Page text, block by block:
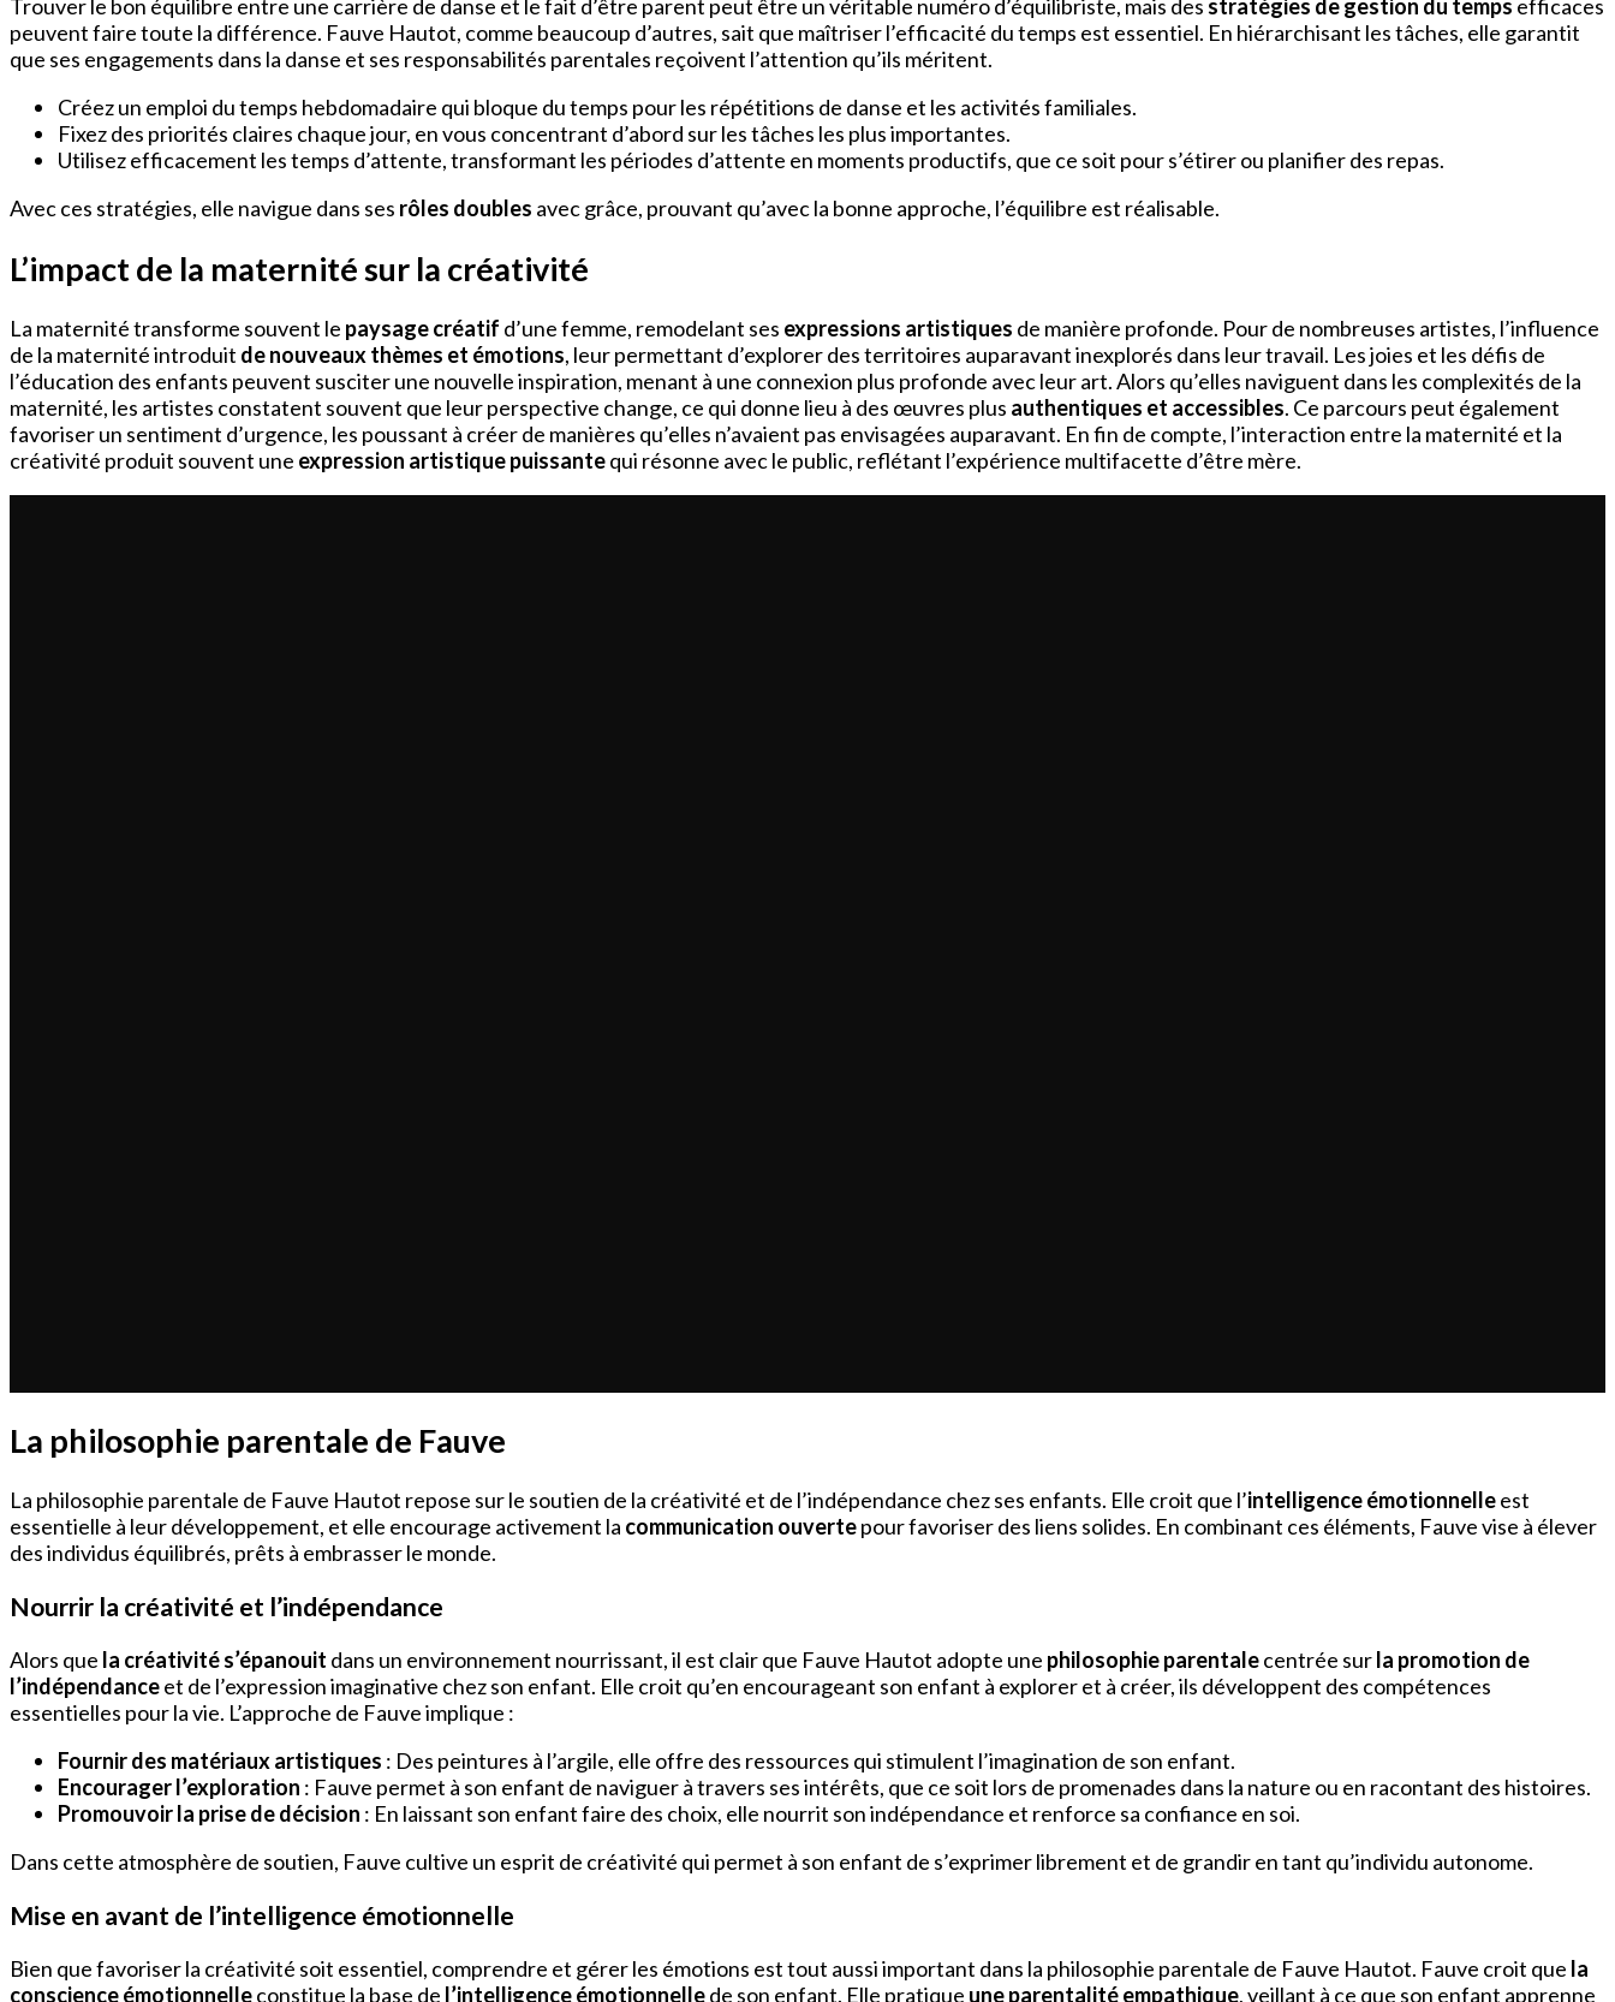
Trouver le bon équilibre entre une carrière de danse et le fait d’être parent peut être un véritable numéro d’équilibriste, mais des stratégies de gestion du temps efficaces
peuvent faire toute la différence. Fauve Hautot, comme beaucoup d’autres, sait que maîtriser l’efficacité du temps est essentiel. En hiérarchisant les tâches, elle garantit
que ses engagements dans la danse et ses responsabilités parentales reçoivent l’attention qu’ils méritent.
Créez un emploi du temps hebdomadaire qui bloque du temps pour les répétitions de danse et les activités familiales.
Fixez des priorités claires chaque jour, en vous concentrant d’abord sur les tâches les plus importantes.
Utilisez efficacement les temps d’attente, transformant les périodes d’attente en moments productifs, que ce soit pour s’étirer ou planifier des repas.
Avec ces stratégies, elle navigue dans ses rôles doubles avec grâce, prouvant qu’avec la bonne approche, l’équilibre est réalisable.
L’impact de la maternité sur la créativité
La maternité transforme souvent le paysage créatif d’une femme, remodelant ses expressions artistiques de manière profonde. Pour de nombreuses artistes, l’influence
de la maternité introduit de nouveaux thèmes et émotions, leur permettant d’explorer des territoires auparavant inexplorés dans leur travail. Les joies et les défis de
l’éducation des enfants peuvent susciter une nouvelle inspiration, menant à une connexion plus profonde avec leur art. Alors qu’elles naviguent dans les complexités de la
maternité, les artistes constatent souvent que leur perspective change, ce qui donne lieu à des œuvres plus authentiques et accessibles. Ce parcours peut également
favoriser un sentiment d’urgence, les poussant à créer de manières qu’elles n’avaient pas envisagées auparavant. En fin de compte, l’interaction entre la maternité et la
créativité produit souvent une expression artistique puissantequi résonne avec le public, reflétant l’expérience multifacette d’être mère.
La philosophie parentale de Fauve
La philosophie parentale de Fauve Hautot repose sur le soutien de la créativité et de l’indépendance chez ses enfants. Elle croit que l’intelligence émotionnelleest
essentielle à leur développement, et elle encourage activement la communication ouvertepour favoriser des liens solides. En combinant ces éléments, Fauve vise à élever
des individus équilibrés, prêts à embrasser le monde.
Nourrir la créativité et l’indépendance
Alors que la créativité s’épanouit dans un environnement nourrissant, il est clair que Fauve Hautot adopte une philosophie parentalecentrée surla promotion de
l’indépendanceet de l’expression imaginative chez son enfant. Elle croit qu’en encourageant son enfant à explorer et à créer, ils développent des compétences
essentielles pour la vie. L’approche de Fauve implique :
Fournir des matériaux artistiques : Des peintures à l’argile, elle offre des ressources qui stimulent l’imagination de son enfant.
Encourager l’exploration : Fauve permet à son enfant de naviguer à travers ses intérêts, que ce soit lors de promenades dans la nature ou en racontant des histoires.
Promouvoir la prise de décision : En laissant son enfant faire des choix, elle nourrit son indépendance et renforce sa confiance en soi.
Dans cette atmosphère de soutien, Fauve cultive un esprit de créativité qui permet à son enfant de s’exprimer librement et de grandir en tant qu’individu autonome.
Mise en avant de l’intelligence émotionnelle
Bien que favoriser la créativité soit essentiel, comprendre et gérer les émotions est tout aussi important dans la philosophie parentale de Fauve Hautot. Fauve croit que la
conscience émotionnelleconstitue la base de l’intelligence émotionnellede son enfant. Elle pratique une parentalité empathique, veillant à ce que son enfant apprenne